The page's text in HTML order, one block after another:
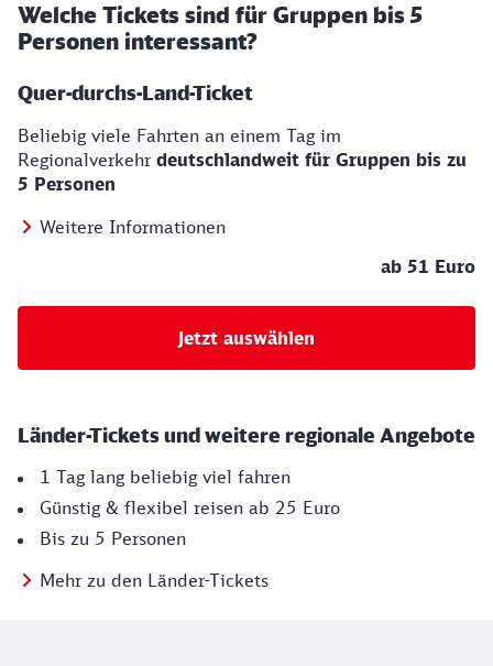
Welche Tickets sind für Gruppen bis 5
Personen interessant?
Quer-durchs-Land-Ticket
Beliebig viele Fahrten an einem Tag im
Regionalverkehr deutschlandweit für Gruppen bis zu
5 Personen
Weitere Informationen
ab 51 Euro
Jetzt auswählen
Länder-Tickets und weitere regionale Angebote
1 Tag lang beliebig viel fahren
Günstig & flexibel reisen ab 25 Euro
Bis zu 5 Personen
Mehr zu den Länder-Tickets